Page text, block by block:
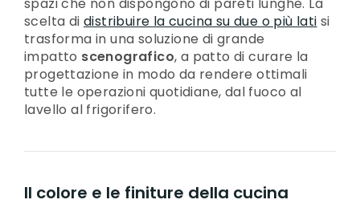
scelta didistribuire la cucina su due o più lati si
trasforma in una soluzione di grande
impatto scenografico, a patto di curare la
progettazione in modo da rendere ottimali
tutte le operazioni quotidiane, dal fuoco al
lavello al frigorifero.
Il colore e le finiture della cucina